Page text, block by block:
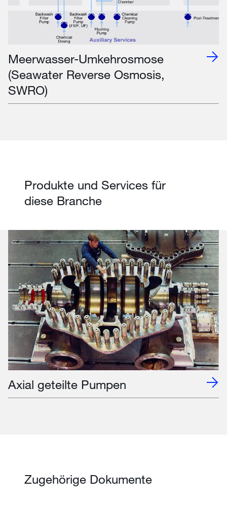
Meerwasser-Umkehrosmose
(Seawater Reverse Osmosis,
SWRO)
Produkte und Services für
diese Branche
Axial geteilte Pumpen
Zugehörige Dokumente